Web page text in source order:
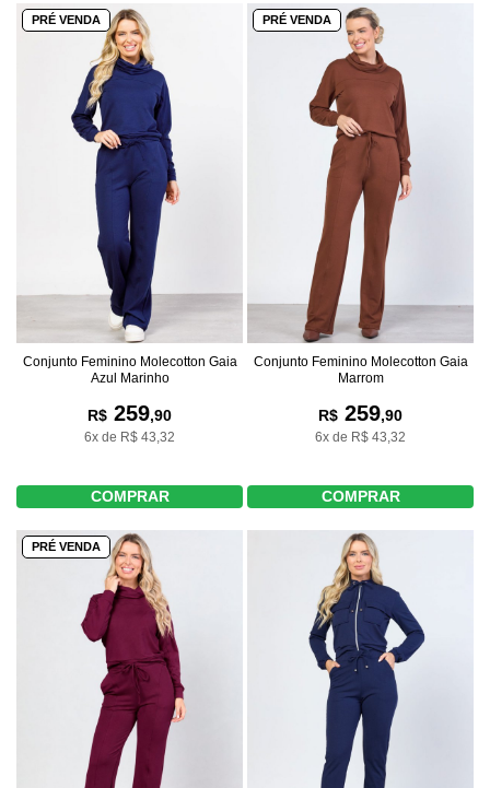
PRÉ VENDA
Conjunto Feminino Molecotton Gaia
Azul Marinho
R$ 259,90
6x de R$ 43,32
COMPRAR
PRÉ VENDA
Conjunto Feminino Molecotton Gaia
Marrom
R$ 259,90
6x de R$ 43,32
COMPRAR
PRÉ VENDA